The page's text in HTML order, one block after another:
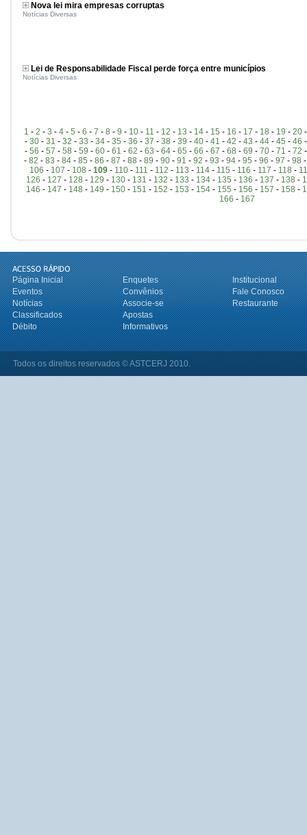
Nova lei mira empresas corruptas
Notícias Diversas
Lei de Responsabilidade Fiscal perde força entre municípios
Notícias Diversas
1 - 2 - 3 - 4 - 5 - 6 - 7 - 8 - 9 - 10 - 11 - 12 - 13 - 14 - 15 - 16 - 17 - 18 - 19 - 20
- 30- 31 - 32 - 33 - 34- 35 - 36 - 37 - 38 - 39 - 40- 41 - 42 - 43 - 44- 45 - 46
- 56 - 57 - 58 - 59 - 60- 61 - 62 - 63 - 64- 65 - 66 - 67 - 68 - 69 - 70- 71 - 72
- 82 - 83 - 84 - 85 - 86 - 87 - 88 - 89 - 90 - 91 - 92 - 93 - 94 - 95 - 96 - 97 - 98
106 - 107 - 108 - 109 - 110 - 111 - 112 - 113 - 114 - 115 - 116 - 117 - 118 -
126 - 127 - 128 - 129 - 130- 131 - 132 - 133 - 134- 135 - 136 - 137 - 138 -
146 - 147 - 148 - 149 - 150- 151 - 152 - 153 - 154- 155 - 156 - 157 - 158 -
166 - 167
Página Inicial Enquetes
Institucional
Eventos
Convênios
Fale Conosco
Notícias
Associe-se
Restaurante
Classificados
Apostas
Débito
Informativos
Todos os direitos reservados © ASTCERJ 2010.